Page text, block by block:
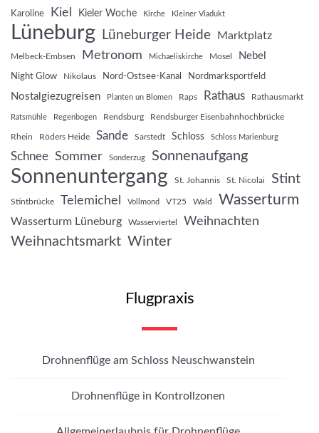
Karoline Kiel Kieler Woche Kirche Kleiner Viadukt
Lüneburg Lüneburger Heide Marktplatz
Melbeck-Embsen Metronom Michaeliskirche Mosel Nebel
Night Glow Nikolaus Nord-Ostsee-Kanal Nordmarksportfeld
Nostalgiezugreisen Planten un Blomen Raps Rathaus Rathausmarkt
Ratsmühle Regenbogen Rendsburg Rendsburger Eisenbahnhochbrücke
Rhein Röders Heide Sande Sarstedt Schloss Schloss Marienburg
Schnee Sommer Sonderzug Sonnenaufgang
Sonnenuntergang St. Johannis St. Nicolai Stint
Stintbrücke Telemichel Vollmond VT25 Wald Wasserturm
Wasserturm Lüneburg Wasserviertel Weihnachten
Weihnachtsmarkt Winter
Flugpraxis
Drohnenflüge am Schloss Neuschwanstein
Drohnenflüge in Kontrollzonen